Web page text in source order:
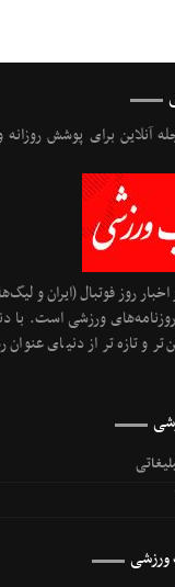
برای پوشش روزانه و
روز فوتبال (ایران و
ورزشی است. با
و تازه‌تر از دنیای عنوان